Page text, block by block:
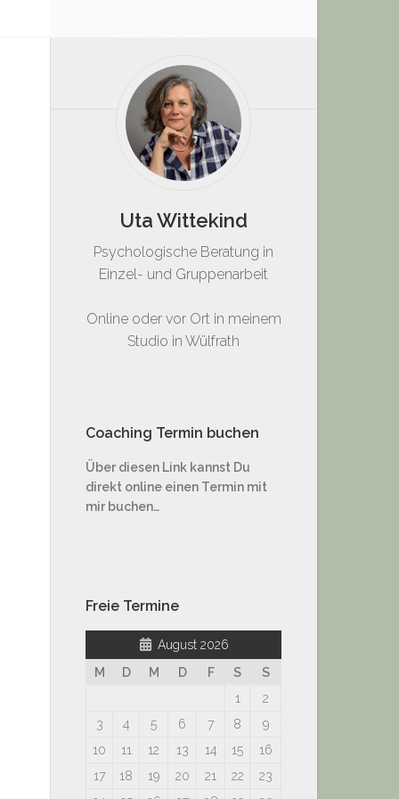
Uta Wittekind
Psychologische Beratung in
Einzel- und Gruppenarbeit
Online oder vor Ort in meinem
Studio in Wülfrath
Coaching Termin buchen
Über diesen Link kannst Du
direkt online einen Termin mit
mir buchen…
Freie Termine
August 2026
M
D M D F S
S
1
2
3
4 5 6 7 8
9
10
11 12 13 14 15
16
17
18 19 20 21 22
23